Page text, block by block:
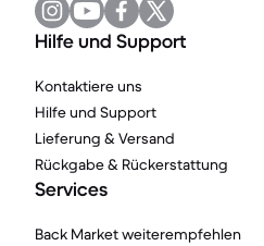
Hilfe und Support
Kontaktiere uns
Hilfe und Support
Lieferung & Versand
Rückgabe & Rückerstattung
Services
Back Market weiterempfehlen